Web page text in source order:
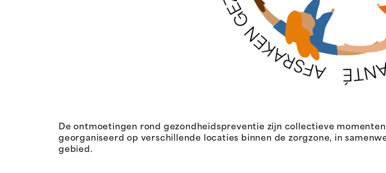
De ontmoetingen rond gezondheidspreventie zijn collectieve
georganiseerd op verschillende locaties binnen de zorgzone, in
gebied.